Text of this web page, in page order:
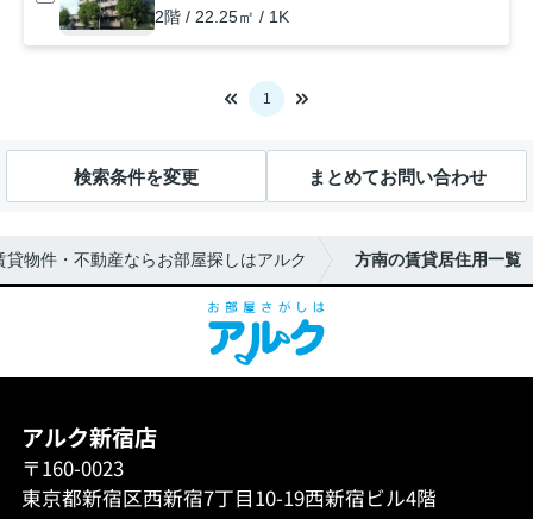
2階 / 22.25㎡ / 1K
1
検索条件を変更 まとめてお問い合わせ
物件・不動産ならお部屋探しはアルク 方南の賃貸居住用一覧
アルク新宿店
〒160-0023
東京都新宿区西新宿7丁目10-19西新宿ビル4階